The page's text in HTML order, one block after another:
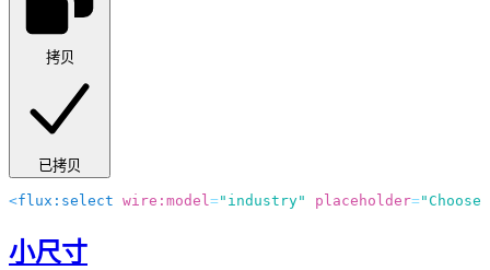
拷贝
已拷贝
<flux:select wire:model ="industry" placeholder=
小尺寸